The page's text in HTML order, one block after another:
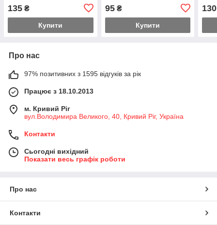
135 ₴
Купити
95₴
Купити
130
Про нас
97% позитивних з 1595 відгуків за рік
Працює з 18.10.2013
м. Кривий Ріг
вул.Володимира Великого, 40, Кривий Ріг, Україна
Контакти
Сьогодні вихідний
Показати весь графік роботи
Про нас
Контакти